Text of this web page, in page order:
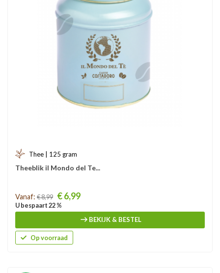
Thee | 125 gram
Theeblik il Mondo del Te...
Prijs
Vanaf: € 8,99 € 6,99
U bespaart 22 %
BEKIJK & BESTEL
Op voorraad